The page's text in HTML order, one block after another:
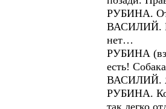
РУБИНА.
ВАСИЛИЙ. В
нет…
РУБИНА
есть!
ВАСИЛИЙ. Я
РУБИНА.
так легко